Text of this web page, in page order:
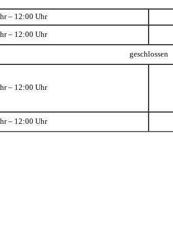
– 12:00 Uhr
– 12:00 Uhr
geschlossen
– 12:00 Uhr
– 12:00 Uhr